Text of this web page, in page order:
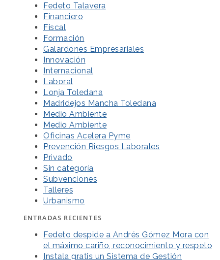
Fedeto Talavera
Financiero
Fiscal
Formación
Galardones Empresariales
Innovación
Internacional
Laboral
Lonja Toledana
Madridejos Mancha Toledana
Medio Ambiente
Medio Ambiente
Oficinas Acelera Pyme
Prevención Riesgos Laborales
Privado
Sin categoría
Subvenciones
Talleres
Urbanismo
ENTRADAS RECIENTES
Fedeto despide a Andrés Gómez Mora con
el máximo cariño, reconocimiento y respeto
Instala gratis un Sistema de Gestión